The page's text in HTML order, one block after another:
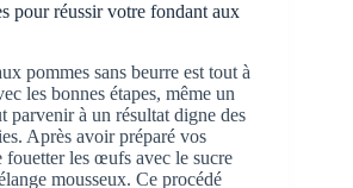
pour réussir votre fondant aux
pommes sans beurre est tout à
les bonnes étapes, même un
parvenir à un résultat digne des
Après avoir préparé vos
fouetter les œufs avec le sucre
mousseux. Ce procédé